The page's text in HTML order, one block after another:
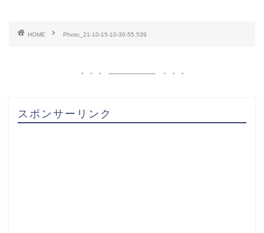
HOME Photo_21-10-15-10-30-55.539
スポンサーリンク